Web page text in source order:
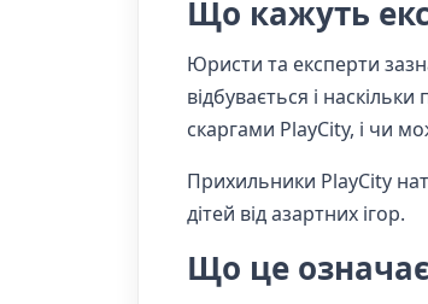
Що кажуть
Юристи та експерти
відбувається і
скаргами PlayCity, і чи
Прихильники PlayCity
дітей від азартних ігор.
Що це